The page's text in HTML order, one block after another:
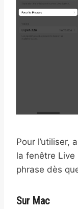
Pour l’utiliser,
la fenêtre Live
phrase dès
Sur Mac